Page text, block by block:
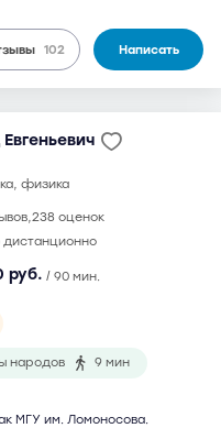
102 Написать
физика
238 оценок
руб. / 90 мин.
народов 9 мин
МГУ им. Ломоносова.